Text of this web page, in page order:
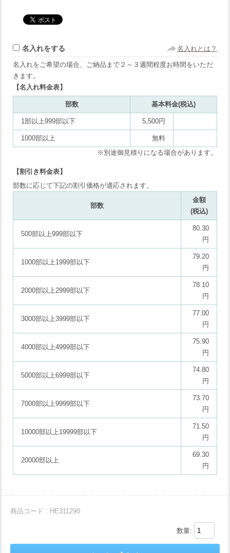
名入れをする 名入れとは？
名入れをご希望の場合、ご納品まで２～３週間程度お時間をいただ
きます。
【名入れ料金表】
部数 基本料金(税込)
1部以上999部以下 5,500円
1000部以上
無料
※別途御見積りになる場合があります。
【割引き料金表】
部数に応じて下記の割引価格が適応されます。
部数
金額
(税込)
500部以上999部以下
80.30
円
1000部以上1999部以下
79.20
円
2000部以上2999部以下
78.10
円
3000部以上3999部以下
77.00
円
4000部以上4999部以下
75.90
円
5000部以上6999部以下
74.80
円
7000部以上9999部以下
73.70
円
10000部以上19999部以下
71.50
円
20000部以上
69.30
円
商品コード : HE311290
数量: